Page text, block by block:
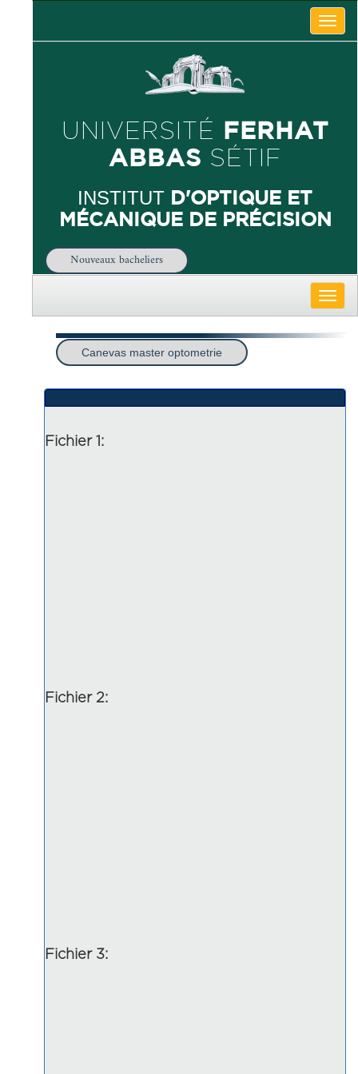
Toggle
UNIVERSITÉ FERHAT
ABBAS SÉTIF
INSTITUT D'OPTIQUE ET
MÉCANIQUE DE PRÉCISION
Nouveaux bacheliers
Toggle
Canevas master optometrie
Fichier 1:
Fichier 2:
Fichier 3: